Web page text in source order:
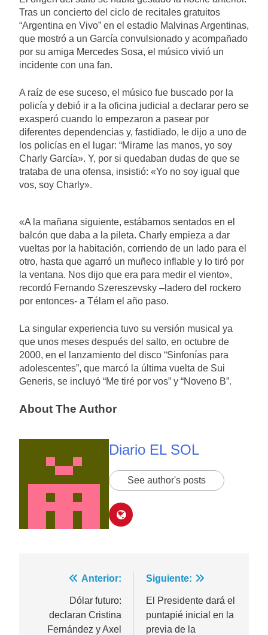
Tras un concierto del ciclo de recitales gratuitos
“Argentina en Vivo” en el estadio Malvinas Argentinas,
que mostró a un García convulsionado y acompañado
por su amiga Mercedes Sosa, el músico vivió un
incidente con una fan.
A raíz de ese suceso, el músico fue buscado por la
policía y debió ir a la oficina judicial a declarar pero se
exasperó cuando lo empezaron a pasear por
diferentes dependencias y, fastidiado, le dijo a uno de
los policías en el lugar: “Mirame las manos, yo soy
Charly García». Y, por si quedaban dudas de que se
trataba de una ofensa, insistió: «Yo no soy igual que
vos, soy Charly».
«A la mañana siguiente, estábamos sentados en el
balcón que daba a la pileta. Charly empieza a dar
vueltas por la habitación, corriendo de un lado para el
otro, hasta que agarró un muñeco inflable y lo tiró por
la ventana. Nos dijo que era para medir el viento»,
recordó Fernando Szereszevsky –ladero del rockero
por entonces- a Télam el año paso.
La singular experiencia tuvo su versión musical ya
que unos meses después del salto, en octubre de
2000, en el lanzamiento del disco “Sinfonías para
adolescentes”, que marcó la última vuelta de Sui
Generis, se incluyó “Me tiré por vos” y “Noveno B”.
About The Author
Diario EL SOL
See author's posts
Navegación
entradas
Anterior:
Dólar futuro:
declaran Cristina
Fernández y Axel
Siguiente:
El Presidente dará el
puntapié inicial en la
previa de la